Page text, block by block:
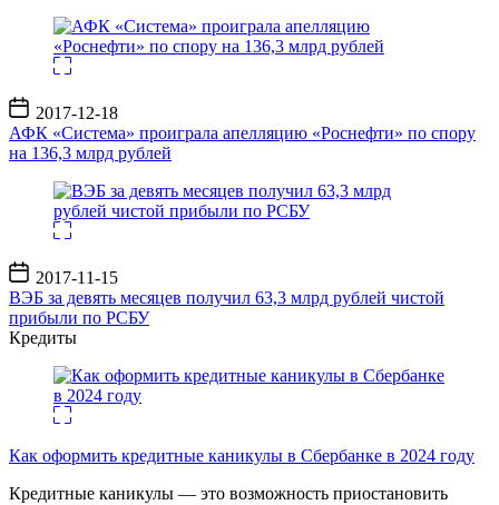
Дата
записи
2017-12-18
АФК «Система» проиграла апелляцию «Роснефти» по спору
на 136,3 млрд рублей
Дата
записи
2017-11-15
ВЭБ за девять месяцев получил 63,3 млрд рублей чистой
прибыли по РСБУ
Кредиты
Как оформить кредитные каникулы в Сбербанке в 2024 году
Кредитные каникулы — это возможность приостановить